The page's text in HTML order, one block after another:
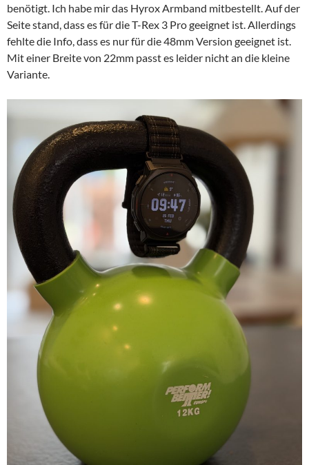
benötigt. Ich habe mir das Hyrox Armband mitbestellt. Auf der
Seite stand, dass es für die T-Rex 3 Pro geeignet ist. Allerdings
fehlte die Info, dass es nur für die 48mm Version geeignet ist.
Mit einer Breite von 22mm passt es leider nicht an die kleine
Variante.